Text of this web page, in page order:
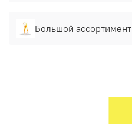
использования, даже для
Возможен риск появления
Большой ассортимент